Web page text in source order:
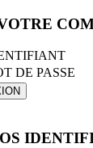
DE PASSE